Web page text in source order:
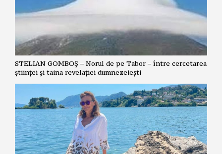
STELIAN GOMBOȘ – Norul de pe Tabor – între cercetarea
științei și taina revelației dumnezeiești